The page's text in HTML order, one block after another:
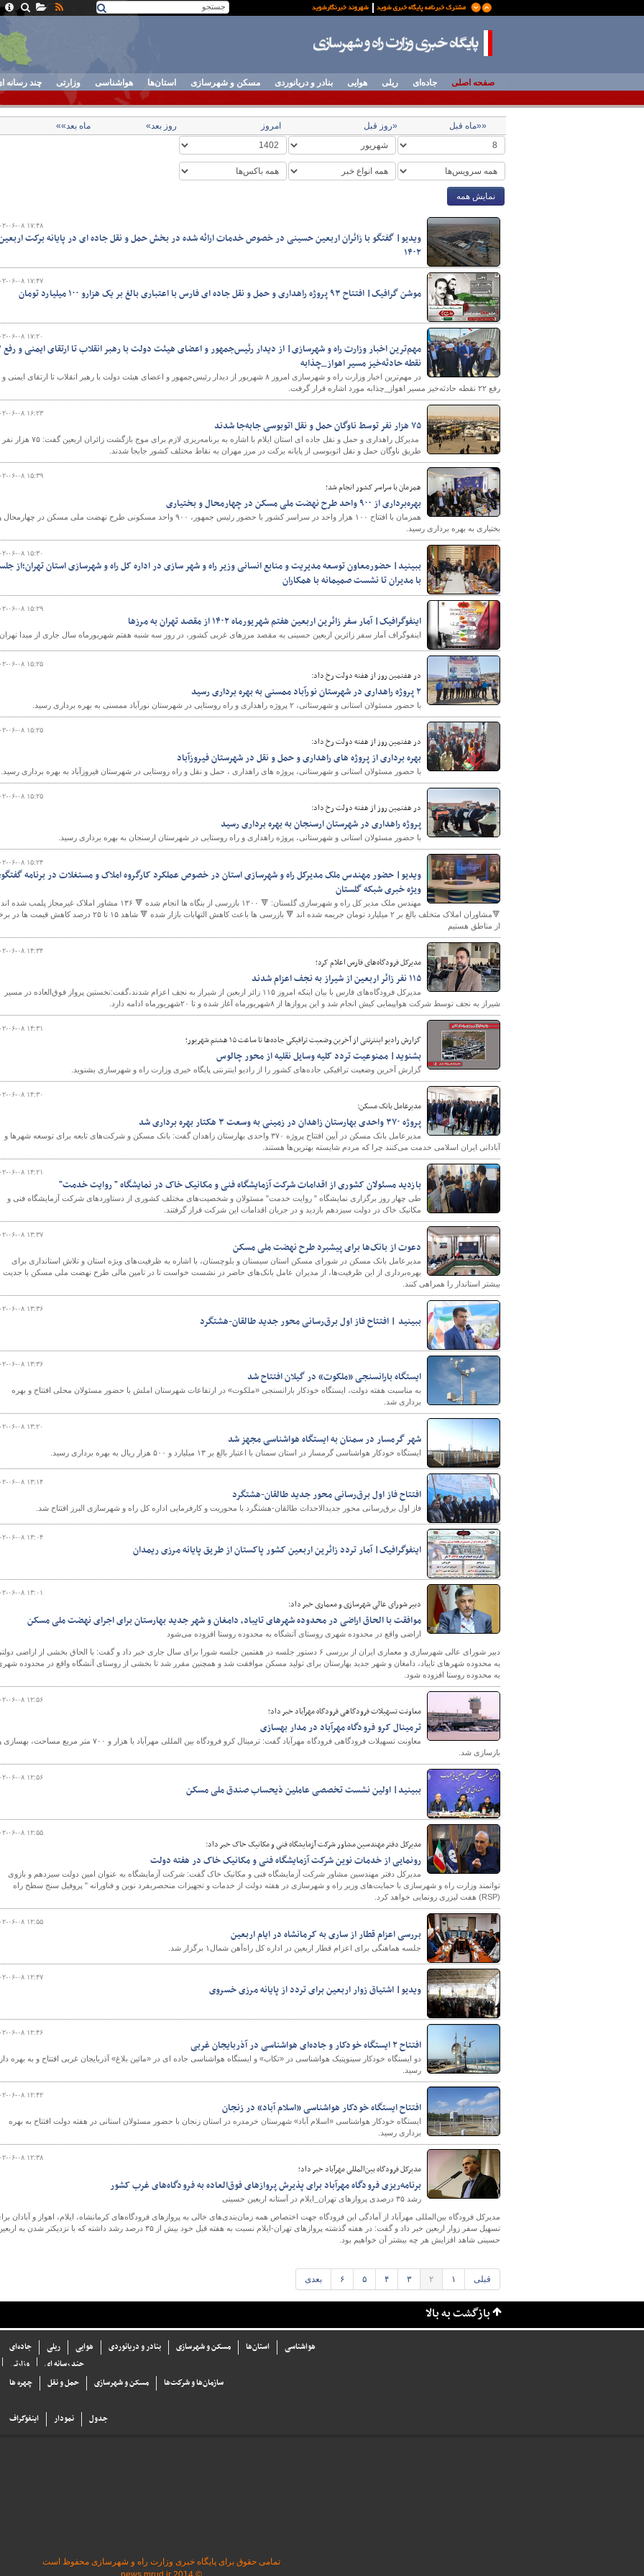
پایگاه خبری وزارت راه و
شهرسازی
صفحه اصلی جاده‌ای ریلی هوایی بنادر و دریانوردی مسکن و شهرسازی استان‌ها هواشناسی وزارتی چند رسانه
««ماه قبل «روز قبل امروز روز بعد» ماه بعد»»
نمایش همه
۱۴۰۲-۰۶-۰۸
ویدیو| گفتگو با زائران اربعین حسینی در خصوص خدمات ارائه شده در بخش حمل و نقل جاده ای در پایانه برکت
۱۴۰۲
۱۴۰۲-۰۶-۰۸
موشن گرافیک| افتتاح ۹۳ پروژه راهداری و حمل و نقل جاده ای فارس با اعتباری بالغ بر یک هزارو ۱۰۰ میلیارد تومان
۱۴۰۲-۰۶-۰۸
مهم‌ترین
نقطه حادثه‌خیز مسیر اهواز_چذابه
در مهم‌ترین اخبار وزارت راه و شهرسازی امروز ۸ شهریور از دیدار رئیس‌جمهور و اعضای هیئت دولت با رهبر انقلاب تا ارتقای ایمنی و
رفع ۲۲ نقطه حادثه‌خیز مسیر اهواز_چذابه مورد اشاره قرار گرفت.
۱۴۰۲-۰۶-۰۸
۷۵ هزار نفر توسط ناوگان حمل و نقل اتوبوسی جابه‌جا شدند
مدیرکل راهداری و حمل و نقل جاده ای استان ایلام با اشاره به برنامه‌ریزی لازم برای موج بازگشت زائران اربعین
طریق ناوگان حمل و نقل اتوبوسی از پایانه برکت در مرز مهران به نقاط مختلف کشور جابجا شدند.
۱۴۰۲-۰۶-۰۸
همزمان با سراسر کشور انجام شد؛
بهره‌برداری از ۹۰۰ واحد طرح نهضت ملی مسکن در چهارمحال و بختیاری
همزمان با افتتاح ۱۰۰ هزار واحد در سراسر کشور با حضور رئیس جمهور، ۹۰۰ واحد مسکونی طرح نهضت ملی مسکن در چهارمحال
بختیاری به بهره برداری رسید.
۱۴۰۲-۰۶-۰۸
ببینید| حضورمعاون توسعه مدیریت و منابع انسانی وزیر راه و شهر سازی در اداره کل راه و شهرسازی استان تهران؛از
با مدیران تا نشست صمیمانه با همکاران
۱۴۰۲-۰۶-۰۸
اینفوگرافیک| آمار سفر زائرین اربعین هفتم شهریورماه ۱۴۰۲ از مقصد تهران به مرزها
اینفوگراف آمار سفر زائرین اربعین حسینی به مقصد مرزهای غربی کشور، در روز سه شنبه هفتم شهریورماه سال جاری از مبدا تهران
۱۴۰۲-۰۶-۰۸
در هفتمین روز از هفته دولت رخ داد:
۲ پروژه راهداری در شهرستان نورآباد ممسنی به بهره برداری رسید
با حضور مسئولان استانی و شهرستانی، ۲ پروژه راهداری و راه روستایی در شهرستان نورآباد ممسنی به بهره برداری رسید.
۱۴۰۲-۰۶-۰۸
در هفتمین روز از هفته دولت رخ داد:
بهره برداری از پروژه های راهداری و حمل و نقل در شهرستان فیروزآباد
با حضور مسئولان استانی و شهرستانی، پروژه های راهداری ، حمل و نقل و راه روستایی در شهرستان فیروزآباد به بهره برداری رسید.
۱۴۰۲-۰۶-۰۸
در هفتمین روز از هفته دولت رخ داد:
پروژه راهداری در شهرستان ارسنجان به بهره برداری رسید
با حضور مسئولان استانی و شهرستانی، پروژه راهداری و راه روستایی در شهرستان ارسنجان به بهره برداری رسید.
۱۴۰۲-۰۶-۰۸
ویدیو| حضور مهندس ملک مدیرکل راه و شهرسازی استان در خصوص عملکرد کارگروه املاک و مستغلات در برنامه
ویژه خبری شبکه گلستان
مهندس ملک مدیر کل راه و شهرسازی گلستان: 🔻 ۱۲۰۰ بازرسی از بنگاه ها انجام شده ‏🔻 ۱۳۶ مشاور املاک غیرمجاز پلمب شده اند
‏🔻مشاوران املاک متخلف بالغ بر ۲ میلیارد تومان جریمه شده اند ‏🔻 بازرسی ها باعث کاهش التهابات بازار شده ‏🔻 شاهد ۱۵ تا ۲۵ درصد کاهش
از مناطق هستیم
۱۴۰۲-۰۶-۰۸
مدیرکل فرودگاه‌های فارس اعلام کرد؛
۱۱۵ نفر زائر اربعین از شیراز به نجف اعزام شدند
مدیرکل فرودگاه‌های فارس با بیان اینکه امروز ۱۱۵ زائر اربعین از شیراز به نجف اعزام شدند،گفت:نخستین پرواز فوق‌العاده در مسیر
شیراز به نجف توسط شرکت هواپیمایی کیش انجام شد و این پروازها از ۸شهریورماه آغاز شده و تا ۲۰شهریورماه ادامه دارد.
۱۴۰۲-۰۶-۰۸
گزارش رادیو اینترنتی از آخرین وضعیت ترافیکی جاده‌ها تا ساعت ۱۵ هشتم شهریور؛
بشنوید| ممنوعیت تردد کلیه وسایل نقلیه از محور چالوس
گزارش آخرین وضعیت ترافیکی جاده‌های کشور را از رادیو اینترنتی پایگاه خبری وزارت راه و شهرسازی بشنوید.
۱۴۰۲-۰۶-۰۸
مدیرعامل بانک مسکن:
پروژه ۳۷۰ واحدی بهارستان زاهدان در زمینی به وسعت ۳ هکتار بهره برداری شد
مدیرعامل بانک مسکن در آیین افتتاح پروژه ۳۷۰ واحدی بهارستان زاهدان گفت: بانک مسکن و شرکت‌های تابعه برای توسعه شهرها و
آبادانی ایران اسلامی خدمت می‌کنند چرا که مردم شایسته بهترین‌ها هستند.
۱۴۰۲-۰۶-۰۸
بازدید مسئولان کشوری از اقدامات شرکت آزمایشگاه فنی و مکانیک خاک در نمایشگاه " روایت خدمت"
طی چهار روز برگزاری نمایشگاه " روایت خدمت" مسئولان و شخصیت‌های مختلف کشوری از دستاوردهای شرکت آزمایشگاه فنی و
مکانیک خاک در دولت سیزدهم بازدید و در جریان اقدامات این شرکت قرار گرفتند.
۱۴۰۲-۰۶-۰۸
دعوت از بانک‌ها برای پیشبرد طرح نهضت ملی مسکن
مدیرعامل بانک مسکن در شورای مسکن استان سیستان و بلوچستان، با اشاره به ظرفیت‌های ویژه استان و تلاش استانداری برای
بهره‌برداری از این ظرفیت‌ها، از مدیران عامل بانک‌های حاضر در نشست خواست تا در تامین مالی طرح نهضت ملی مسکن با جدیت
بیشتر استاندار را همراهی کنند.
۱۴۰۲-۰۶-۰۸
ببینید | افتتاح فاز اول برق‌رسانی محور جدید طالقان-هشتگرد
۱۴۰۲-۰۶-۰۸
ایستگاه بارانسنجی «ملکوت» در گیلان افتتاح شد
به مناسبت هفته دولت، ایستگاه خودکار بارانسنجی «ملکوت» در ارتفاعات شهرستان املش با حضور مسئولان محلی افتتاح و بهره
برداری شد.
۱۴۰۲-۰۶-۰۸
شهر گرمسار در سمنان به ایستگاه هواشناسی مجهز شد
ایستگاه خودکار هواشناسی گرمسار در استان سمنان با اعتبار بالغ بر ۱۳ میلیارد و ۵۰۰ هزار ریال به بهره برداری رسید.
۱۴۰۲-۰۶-۰۸
افتتاح فاز اول برق‌رسانی محور جدید طالقان-هشتگرد
فاز اول برق‌رسانی محور جدیدالاحداث طالقان-هشتگرد با محوریت و کارفرمایی اداره کل راه و شهرسازی البرز افتتاح شد.
۱۴۰۲-۰۶-۰۸
اینفوگرافیک| آمار تردد زائرین اربعین کشور پاکستان از طریق پایانه مرزی ریمدان
۱۴۰۲-۰۶-۰۸
دبیر شورای عالی شهرسازی و معماری خبر داد:
موافقت با الحاق اراضی در محدوده شهرهای تایباد، دامغان و شهر جدید بهارستان برای اجرای نهضت ملی مسکن
اراضی واقع در محدوده شهری روستای آتشگاه به محدوده روستا افزوده می‌شود
دبیر شورای عالی شهرسازی و معماری ایران از بررسی ۶ دستور جلسه در هفتمین جلسه شورا برای سال جاری خبر داد و گفت: با الحاق بخشی از اراضی
به محدوده شهرهای تایباد، دامغان و شهر جدید بهارستان برای تولید مسکن موافقت شد و همچنین مقرر شد تا بخشی از روستای آتشگاه واقع در محدوده
به محدوده روستا افزوده شود.
۱۴۰۲-۰۶-۰۸
معاونت تسهیلات فرودگاهی فرودگاه مهرآباد خبر داد؛
ترمینال کرو فرودگاه مهرآباد در مدار بهسازی
معاونت تسهیلات فرودگاهی️ فرودگاه مهرآباد گفت: ترمینال کرو فرودگاه بین المللی مهرآباد با هزار و ۷۰۰ متر مربع مساحت،
بازسازی شد.
۱۴۰۲-۰۶-۰۸
ببینید| اولین نشست تخصصی عاملین ذیحساب صندق ملی مسکن
۱۴۰۲-۰۶-۰۸
مدیرکل دفتر مهندسین مشاور شرکت آزمایشگاه فنی و مکانیک خاک خبر داد:
رونمایی از خدمات نوین شرکت آزمایشگاه فنی و مکانیک خاک در هفته دولت
مدیرکل دفتر مهندسین مشاور شرکت آزمایشگاه فنی و مکانیک خاک گفت: شرکت آزمایشگاه به عنوان امین دولت سیزدهم و بازوی
توانمند وزارت راه و شهرسازی با حمایت‌های وزیر راه و شهرسازی در هفته دولت از خدمات و تجهیزات منحصربفرد نوین و فناورانه " پروفیل سنج سطح راه
(RSP) هفت لیزری رونمایی خواهد کرد.
۱۴۰۲-۰۶-۰۸
بررسی اعزام قطار از ساری به کرمانشاه در ایام اربعین
جلسه‌ هماهنگی برای اعزام قطار اربعین در اداره کل راه‌آهن شمال۱ برگزار شد.
۱۴۰۲-۰۶-۰۸
ویدیو| اشتیاق زوار اربعین برای تردد از پایانه مرزی خسروی
۱۴۰۲-۰۶-۰۸
افتتاح ۲ ایستگاه خودکار و جاده‌ای هواشناسی در آذربایجان غربی
دو ایستگاه خودکار سینوپتیک هواشناسی در «تکاب» و ایستگاه هواشناسی جاده ای در «مائین بلاغ» آذربایجان غربی افتتاح و به بهره
رسید.
۱۴۰۲-۰۶-۰۸
افتتاح ایستگاه خودکار هواشناسی «اسلام آباد» در زنجان
ایستگاه خودکار هواشناسی «اسلام آباد» شهرستان خرمدره در استان زنجان با حضور مسئولان استانی در هفته دولت افتتاح به بهره
برداری رسید.
۱۴۰۲-۰۶-۰۸
مدیرکل فرودگاه بین‌المللی مهرآباد خبر داد؛
برنامه‌ریزی فرودگاه مهرآباد برای پذیرش پروازهای فوق‌العاده به فرودگاه‌های غرب کشور
رشد ۳۵ درصدی پروازهای تهران_ایلام در آستانه اربعین حسینی
مدیرکل فرودگاه بین‌المللی مهرآباد از آمادگی این فرودگاه جهت اختصاص همه زمان‌بندی‌های خالی به پروازهای فرودگاه‌های کرمانشاه، ایلام، اهواز و آبادان
تسهیل سفر زوار اربعین خبر داد و گفت: در هفته گذشته پروازهای تهران-ایلام نسبت به هفته قبل خود بیش از ۳۵ درصد رشد داشته که با نزدیکتر شدن به
حسینی شاهد افزایش هر چه بیشتر آن خواهیم بود.
قبلی ۱ ۲ ۳ ۴ ۵ ۶ بعدی
بازگشت به بالا
جاده‌ای ریلی هوایی بنادر و دریانوردی مسکن و شهرسازی استان‌ها
هواشناسی
وزارتی
چند رسانه ای
چهره ها حمل و نقل مسکن و شهرسازی سازما‌ن‌ها و شركت‌ها
اینفوگراف نمودار جدول
تمامی حقوق برای پایگاه خبری وزارت راه و شهرسازی محفوظ است